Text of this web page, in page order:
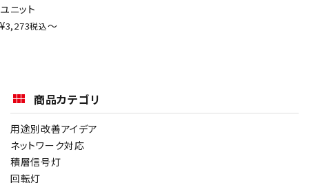
ユニット
¥3,273税込〜
商品カテゴリ
用途別改善アイデア
ネットワーク対応
積層信号灯
回転灯